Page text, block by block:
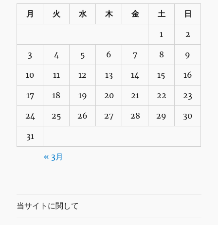
月 火 水 木 金 土 日
1 2
3 4 5 6 7 8 9
10 11 12 13 14 15 16
17 18 19 20 21 22 23
24 25 26 27 28 29 30
31
« 3月
当サイトに関して